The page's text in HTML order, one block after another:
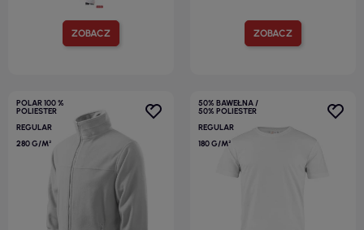
ZOBACZ ZOBACZ
POLAR 100 %
POLIESTER
REGULAR
280 G/M²
50% BAWEŁNA /
50% POLIESTER
REGULAR
180 G/M²